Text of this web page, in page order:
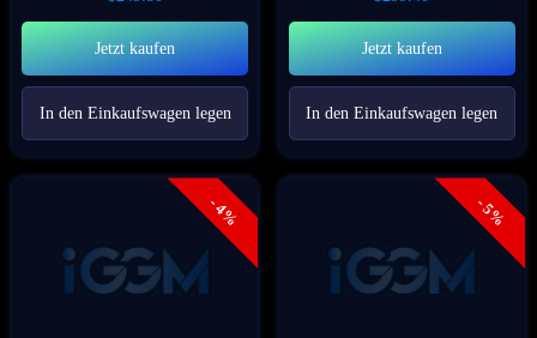
Jetzt kaufen
In den Einkaufswagen legen
Jetzt kaufen
In den Einkaufswagen legen
- 4% - 5%